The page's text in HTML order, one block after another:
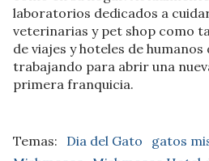
laboratorios dedicados a
veterinarias y pet shop como
de viajes y hoteles de humanos
trabajando para abrir una
primera franquicia.
Dia del Gato gatos